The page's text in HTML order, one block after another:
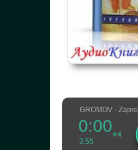
GROMOV -
0:00
3:55